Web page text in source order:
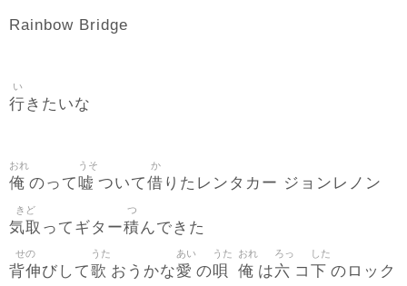
Rainbow Bridge
行
い
きたいな
俺
おれ
のって嘘
うそ
ついて借
か
りたレンタカー ジョンレノン
気取
きど
ってギター積
つ
んできた
背伸
せの
びして歌
うた
おうかな愛
あい
の唄
うた
俺
おれ
は六
ろっ
コ 下
した
のロック